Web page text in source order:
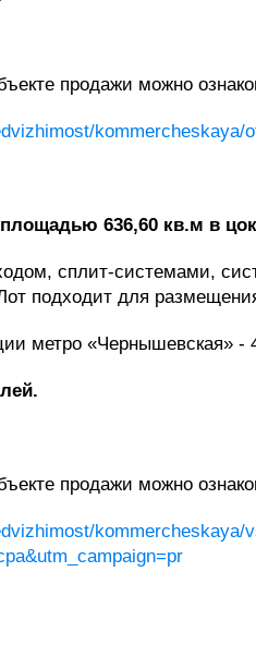
продажи можно
636,60 кв.м в
сплит-системами,
подходит для
метро «Чернышевская» -
продажи можно